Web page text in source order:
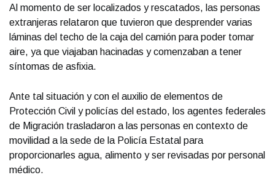
Al momento de ser localizados y rescatados, las personas
extranjeras relataron que tuvieron que desprender varias
láminas del techo de la caja del camión para poder tomar
aire, ya que viajaban hacinadas y comenzaban a tener
síntomas de asfixia.
Ante tal situación y con el auxilio de elementos de
Protección Civil y policías del estado, los agentes federales
de Migración trasladaron a las personas en contexto de
movilidad a la sede de la Policía Estatal para
proporcionarles agua, alimento y ser revisadas por personal
médico.